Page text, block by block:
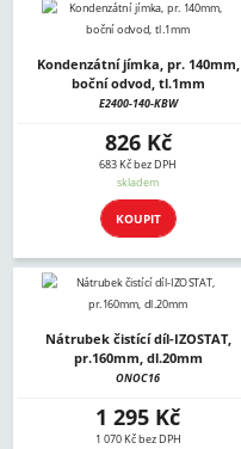
Kondenzátní jímka, pr. 140mm,
boční odvod, tl.1mm
E2400-140-KBW
826 Kč
683 Kč bez DPH
skladem
KOUPIT
Nátrubek čistící díl-IZOSTAT,
pr.160mm, dl.20mm
ONOC16
1 295 Kč
1 070 Kč bez DPH